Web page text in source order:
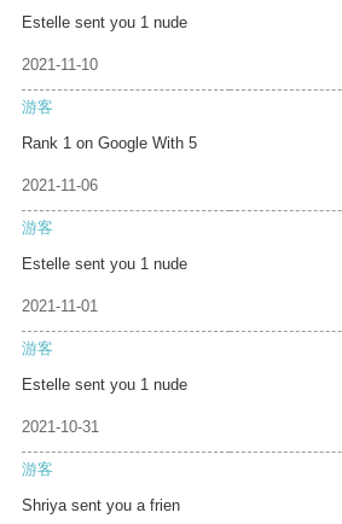
Estelle sent you 1 nude
2021-11-10
游客
Rank 1 on Google With 5
2021-11-06
游客
Estelle sent you 1 nude
2021-11-01
游客
Estelle sent you 1 nude
2021-10-31
游客
Shriya sent you a frien